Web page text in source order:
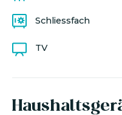
Schliessfach
TV